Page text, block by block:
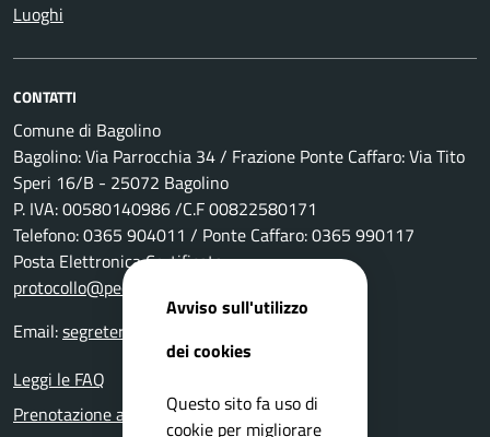
Luoghi
CONTATTI
Comune di Bagolino
Bagolino: Via Parrocchia 34 / Frazione Ponte Caffaro: Via Tito
Speri 16/B - 25072 Bagolino
P. IVA: 00580140986 /C.F 00822580171
Telefono: 0365 904011 / Ponte Caffaro: 0365 990117
Posta Elettronica Certificata:
protocollo@pec.comune.bagolino.bs.it
Email:segreteria@comune.bagolino.bs.it
Leggi le FAQ
Prenotazione appuntamento
Avviso sull'utilizzo
dei cookies
Questo sito fa uso di
cookie per migliorare